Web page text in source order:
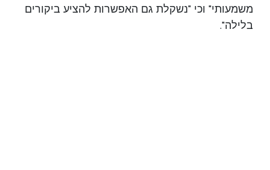
משמעותי" וכי "נשקלת גם האפשרות להציע ביקורים
בלילה".